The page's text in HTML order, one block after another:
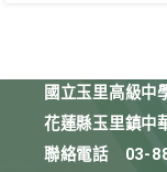
國立玉里高級中
花蓮縣玉里鎮中
聯絡電話
03-